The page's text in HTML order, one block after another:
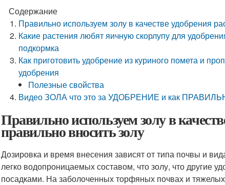
Содержание
Правильно используем золу в качестве удобрения
Какие растения любят яичную скорлупу для
подкормка
Как приготовить удобрение из куриного помета и
удобрения
Полезные свойства
Видео ЗОЛА что это за УДОБРЕНИЕ и как
Правильно используем золу в
правильно вносить золу
Дозировка и время внесения зависят от типа почвы и
легко водопроницаемых составом, что золу, что другие
посадками. На заболоченных торфяных почвах и